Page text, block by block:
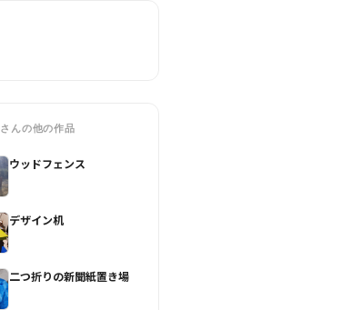
さんの他の作品
ウッドフェンス
デザイン机
二つ折りの新聞紙置き場